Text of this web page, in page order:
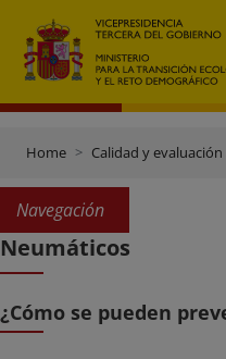
Home Calidad y
Navegación
Neumáticos
¿Cómo se pueden